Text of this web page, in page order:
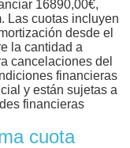
16890,00€,
Las cuotas incluyen
desde el
la cantidad a
cancelaciones del
financieras
y están sujetas a
financieras
cuota